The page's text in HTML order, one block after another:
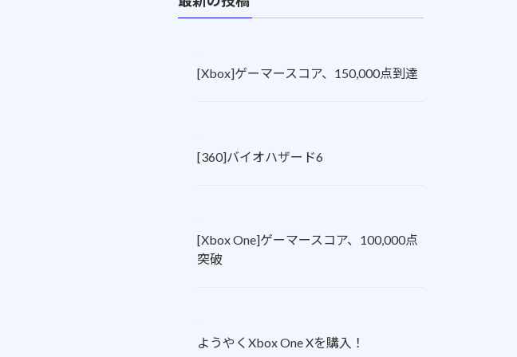
[Xbox]ゲーマースコア、150,000点到達
[360]バイオハザード6
[Xbox One]ゲーマースコア、100,000点
突破
ようやくXbox One Xを購入！